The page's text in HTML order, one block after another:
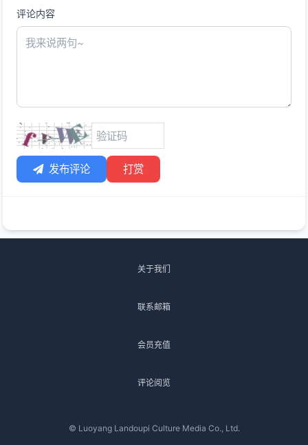
评论内容
发布评论 打赏
关于我们
联系邮箱
会员充值
评论阅览
© Luoyang Landoupi Culture Media Co., Ltd.